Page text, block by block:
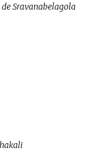
Sravanabelagola